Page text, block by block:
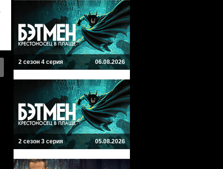
2 сезон 4 серия 06.08.2026
2 сезон 3 серия 05.08.2026